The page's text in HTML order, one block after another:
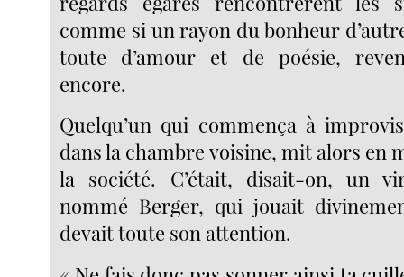
comme si un rayon du bonheur
toute d’amour et de poésie,
encore.
Quelqu’un qui commença à
dans la chambre voisine, mit alors en
la société. C’était, disait-on, un
nommé Berger, qui jouait
devait toute son attention.